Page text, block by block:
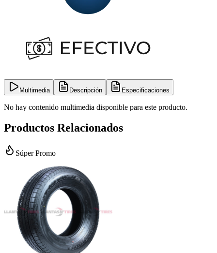
Multimedia Descripción Especificaciones
No hay contenido multimedia disponible para este producto.
Productos Relacionados
Súper Promo